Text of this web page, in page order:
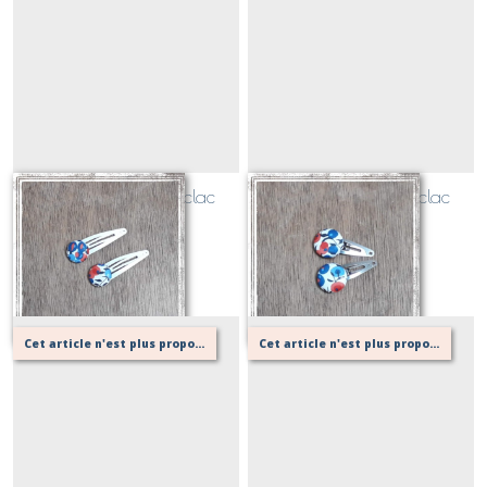
Lot 2 Barrettes clic clac
bouton fillette
Sur demande
Lot 2 Barrettes clic clac
bouton bébé
Sur demande
Cet article n'est plus proposé, retournez au menu principal ou contactez moi! Cet article n'est plus proposé, retournez au menu principal ou contactez moi!